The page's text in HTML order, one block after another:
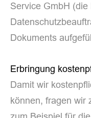
Service GmbH
Dokuments
Erbringung
Damit wir
können, fragen wir